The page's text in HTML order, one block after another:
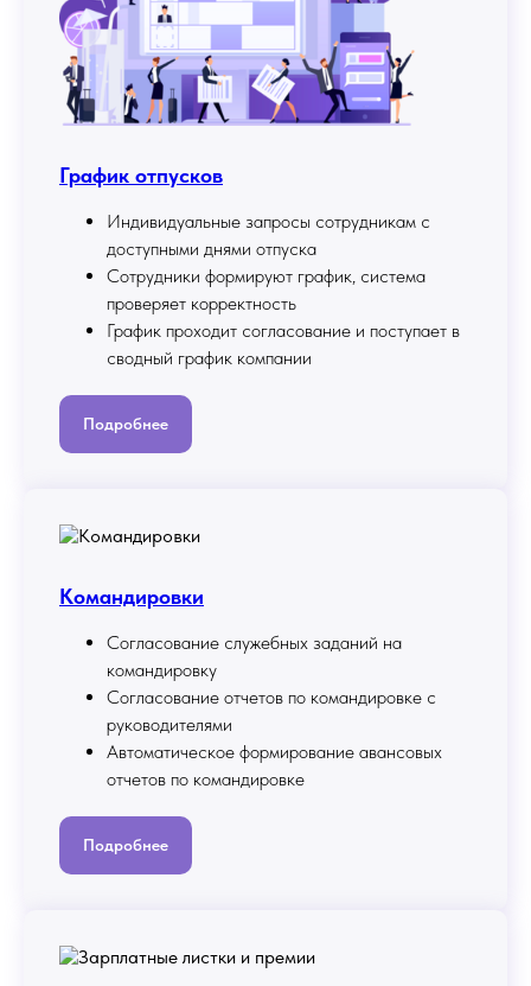
График отпусков
Индивидуальные запросы сотрудникам с
доступными днями отпуска
Сотрудники формируют график, система
проверяет корректность
График проходит согласование и поступает в
сводный график компании
Подробнее
Командировки
Согласование служебных заданий на
командировку
Согласование отчетов по командировке с
руководителями
Автоматическое формирование авансовых
отчетов по командировке
Подробнее